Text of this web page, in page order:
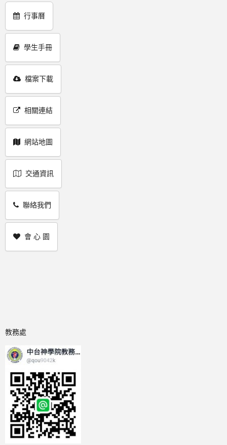
行事曆
學生手冊
檔案下載
相關連結
網站地圖
交通資訊
聯絡我們
會 心 園
教務處